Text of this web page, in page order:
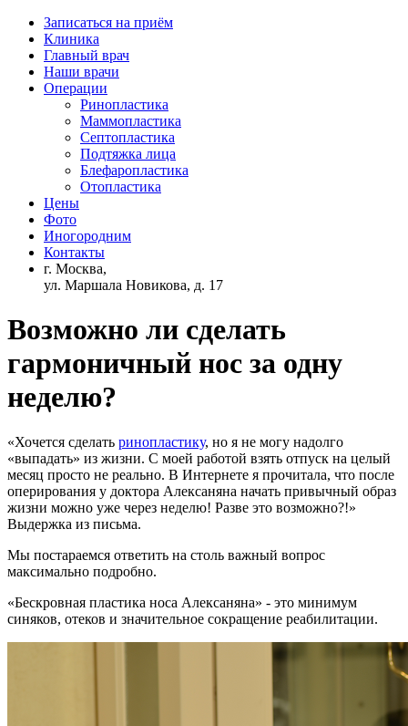
Записаться на приём
Клиника
Главный врач
Наши врачи
Операции
Ринопластика
Маммопластика
Септопластика
Подтяжка лица
Блефаропластика
Отопластика
Цены
Фото
Иногородним
Контакты
г. Москва,
ул. Маршала Новикова, д. 17
Возможно ли сделать
гармоничный нос за одну
неделю?
«Хочется сделать ринопластику, но я не могу надолго
«выпадать» из жизни. С моей работой взять отпуск на целый
месяц просто не реально. В Интернете я прочитала, что после
оперирования у доктора Алексаняна начать привычный образ
жизни можно уже через неделю! Разве это возможно?!»
Выдержка из письма.
Мы постараемся ответить на столь важный вопрос
максимально подробно.
«Бескровная пластика носа Алексаняна» - это минимум
синяков, отеков и значительное сокращение реабилитации.